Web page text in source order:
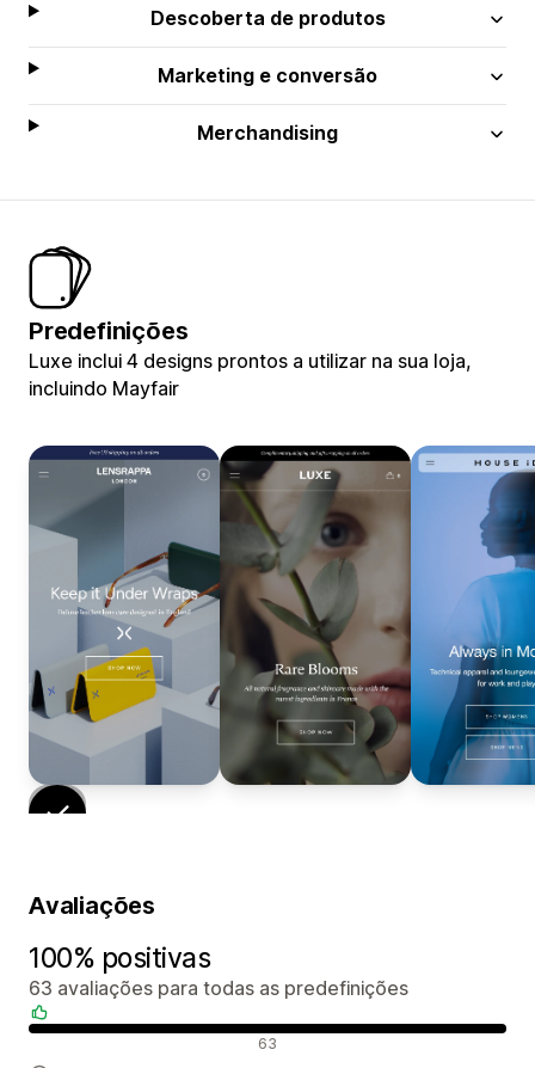
Descoberta de produtos
Marketing e conversão
Merchandising
Predefinições
Luxe inclui 4 designs prontos a utilizar na sua loja,
incluindo Mayfair
Avaliações
100% positivas
63 avaliações para todas as predefinições
63